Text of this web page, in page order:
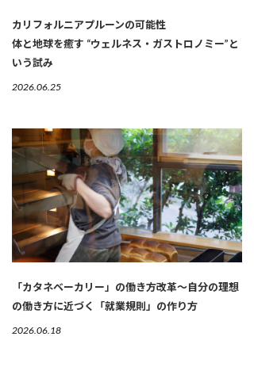
カリフォルニアプルーンの可能性
体と地球を癒す “ウェルネス・ガストロノミー”と
いう試み
2026.06.25
「カタネベーカリー」の働き方改革～自分の理想
の働き方に近づく「就業規則」の作り方
2026.06.18